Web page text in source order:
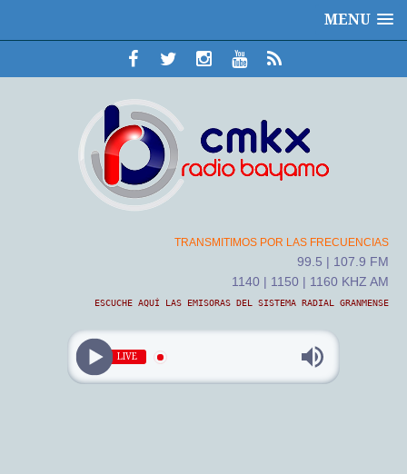
MENU
TRANSMITIMOS POR LAS FRECUENCIAS
99.5 | 107.9 FM
1140 | 1150 | 1160 KHZ AM
ESCUCHE AQUÍ LAS EMISORAS DEL SISTEMA RADIAL GRANMENSE
LIVE